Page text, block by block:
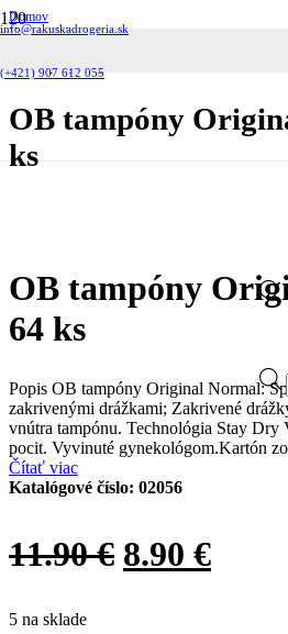
info@rakuskadrogeria.sk
(+421) 907 612 055
Domov
Hygienické potreby
OB tampóny Original Normal 64 ks
OB tampóny
ks
OB tampóny
64 ks
Popis OB tampóny Original Normal:
zakrivenými drážkami; Zakrivené
vnútra tampónu. Technológia Stay Dry
pocit. Vyvinuté gynekológom.Kartón
Čítať viac
Katalógové číslo: 02056
11.90€ ORIGINAL
8.90 €
5 na sklade